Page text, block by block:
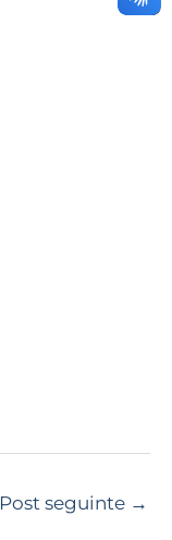
Post seguinte →